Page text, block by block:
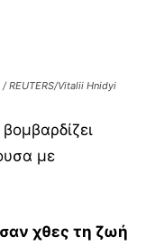
REUTERS/Vitalii Hnidyi
με
χθες τη ζωή